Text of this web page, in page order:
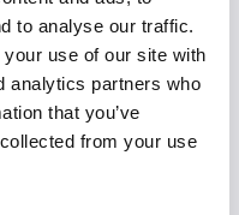
to analyse our traffic.
use of our site with
analytics partners who
that you’ve
from your use